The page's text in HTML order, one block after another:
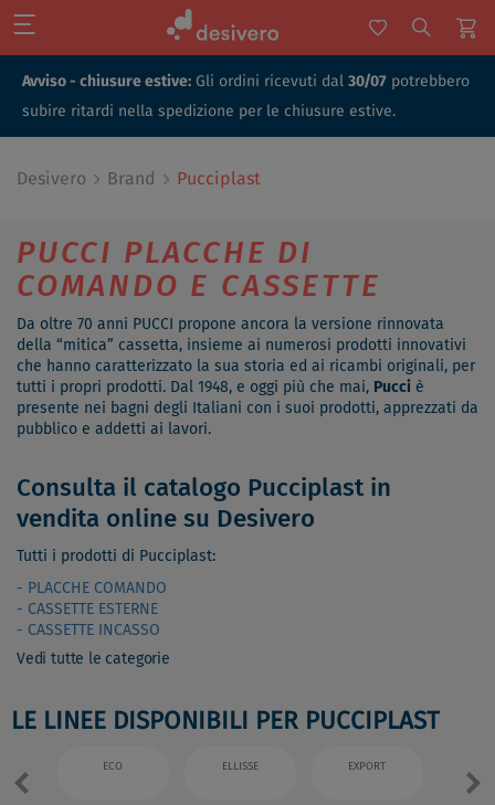
Avviso - chiusure estive: Gli ordini ricevuti dal 30/07 potrebbero
subire ritardi nella spedizione per le chiusure estive.
Desivero Brand Pucciplast
PUCCI PLACCHE DI
COMANDO E CASSETTE
Da oltre 70 anni PUCCI propone ancora la versione rinnovata
della “mitica” cassetta, insieme ai numerosi prodotti innovativi
che hanno caratterizzato la sua storia ed ai ricambi originali, per
tutti i propri prodotti. Dal 1948, e oggi più che mai, Pucci è
presente nei bagni degli Italiani con i suoi prodotti, apprezzati da
pubblico e addetti ai lavori.
Consulta il catalogo Pucciplast in
vendita online su Desivero
Tutti i prodotti di Pucciplast:
- PLACCHE COMANDO
- CASSETTE ESTERNE
- CASSETTE INCASSO
Vedi tutte le categorie
LE LINEE DISPONIBILI PER PUCCIPLAST
ECO ELLISSE EXPORT